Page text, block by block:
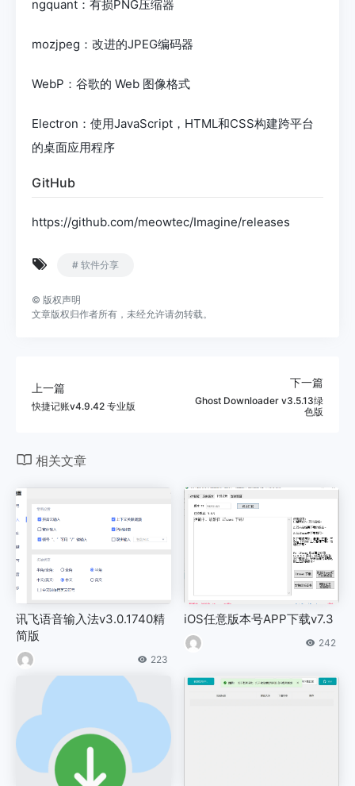
ngquant：有损PNG压缩器
mozjpeg：改进的JPEG编码器
WebP：谷歌的 Web 图像格式
Electron：使用JavaScript，HTML和CSS构建跨平台
的桌面应用程序
GitHub
https://github.com/meowtec/Imagine/releases
# 软件分享
© 版权声明
文章版权归作者所有，未经允许请勿转载。
上一篇
快捷记账v4.9.42 专业版
下一篇
Ghost Downloader v3.5.13绿
色版
相关文章
讯飞语音输入法v3.0.1740精
简版
223
iOS任意版本号APP下载v7.3
242